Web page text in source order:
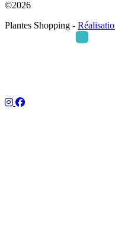
©2026
Plantes Shopping -